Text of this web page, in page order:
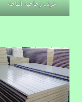
غرف زجاجية الباحة